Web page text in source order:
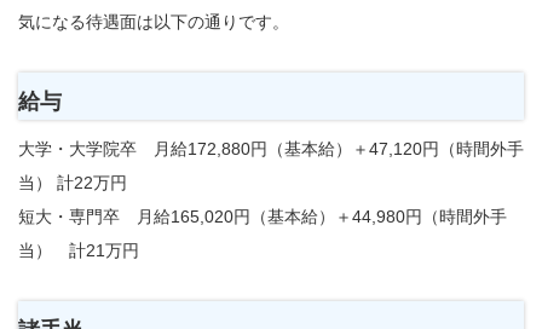
気になる待遇面は以下の通りです。
給与
大学・大学院卒 月給172,880円（基本給）＋47,120円（時間外手
当） 計22万円
短大・専門卒 月給165,020円（基本給）＋44,980円（時間外手
当） 計21万円